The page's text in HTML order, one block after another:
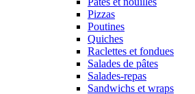
Pizzas
Poutines
Quiches
Raclettes et fondues
Salades de pâtes
Salades-repas
Sandwichs et wraps